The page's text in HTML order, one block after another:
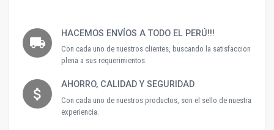
local_shipping
HACEMOS ENVÍOS A TODO EL PERÚ!!!
Con cada uno de nuestros clientes, buscando la satisfaccion
plena a sus requerimientos.
attach_money
AHORRO, CALIDAD Y SEGURIDAD
Con cada uno de nuestros productos, son el sello de nuestra
experiencia.